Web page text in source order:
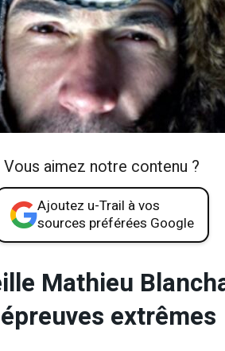
Vous aimez notre contenu ?
Ajoutez u-Trail à vos
sources préférées Google
Mathieu
extrêmes